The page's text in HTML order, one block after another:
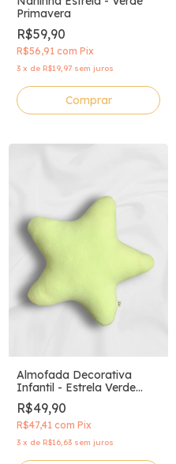
Primavera
R$59,90
R$56,91 com Pix
3 x de R$19,97 sem juros
Almofada Decorativa
Infantil - Estrela Verde
Limão
R$49,90
R$47,41 com Pix
3 x de R$16,63 sem juros